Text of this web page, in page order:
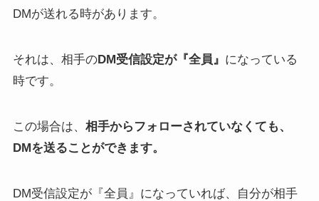
DMが送れる時があります。
それは、相手のDM受信設定が『全員』 になっている
時です。
この場合は、 相手からフォローされていなくても、
DMを送ることができます。
DM受信設定が『全員』になっていれば、自分が相手